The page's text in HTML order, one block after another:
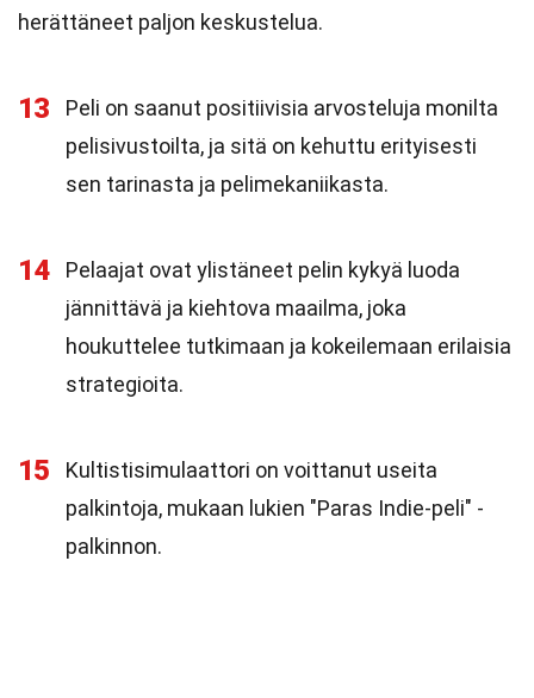
herättäneet paljon keskustelua.
13
Peli on saanut positiivisia arvosteluja monilta
pelisivustoilta, ja sitä on kehuttu erityisesti
sen tarinasta ja pelimekaniikasta.
14
Pelaajat ovat ylistäneet pelin kykyä luoda
jännittävä ja kiehtova maailma, joka
houkuttelee tutkimaan ja kokeilemaan erilaisia
strategioita.
15
Kultistisimulaattori on voittanut useita
palkintoja, mukaan lukien "Paras Indie-peli" -
palkinnon.